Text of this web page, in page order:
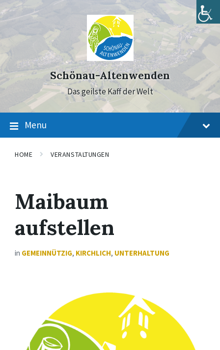
to
content
to
main
navigation
to
footer
Schönau-Altenwenden
Das geilste Kaff der Welt
Menu
HOME VERANSTALTUNGEN
Maibaum
aufstellen
in GEMEINNÜTZIG, KIRCHLICH, UNTERHALTUNG